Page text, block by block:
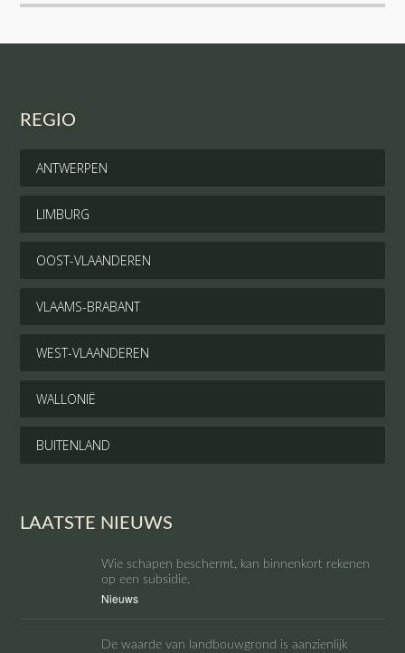
REGIO
ANTWERPEN
LIMBURG
OOST-VLAANDEREN
VLAAMS-BRABANT
WEST-VLAANDEREN
WALLONIË
BUITENLAND
LAATSTE NIEUWS
Wie schapen beschermt, kan binnenkort rekenen
op een subsidie.
Nieuws
De waarde van landbouwgrond is aanzienlijk